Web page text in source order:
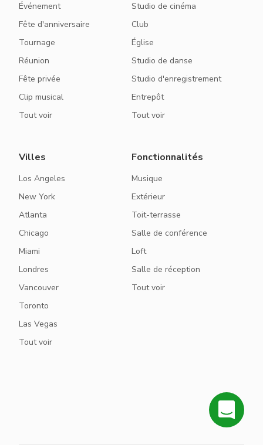
Événement
Fête d'anniversaire
Tournage
Réunion
Fête privée
Clip musical
Tout voir
Studio de cinéma
Club
Église
Studio de danse
Studio d'enregistrement
Entrepôt
Tout voir
Villes
Los Angeles
New York
Atlanta
Chicago
Miami
Londres
Vancouver
Toronto
Las Vegas
Tout voir
Fonctionnalités
Musique
Extérieur
Toit-terrasse
Salle de conférence
Loft
Salle de réception
Tout voir